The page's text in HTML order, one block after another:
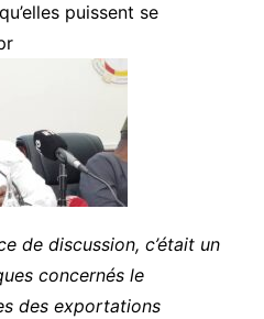
puissent se
de discussion, c’était un
concernés le
des exportations